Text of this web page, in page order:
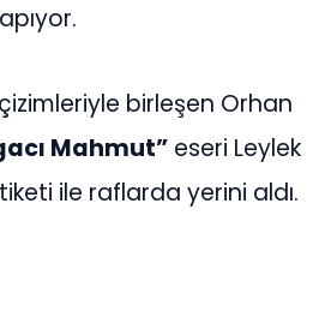
çizimleriyle birleşen Orhan
Mahmut” eseri Leylek
ile raflarda yerini aldı.